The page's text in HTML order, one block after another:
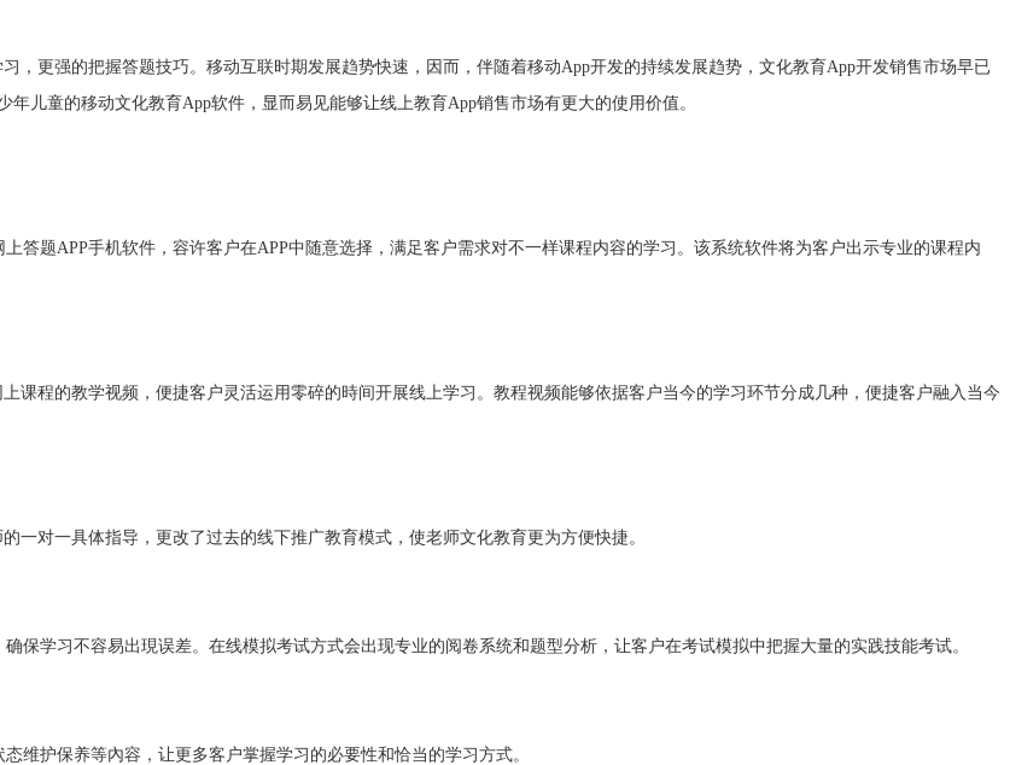
，更强的把握答题技巧。移动互联时期发展趋势快速 ， 因而，伴随着移动App开发的持续发展趋势，文化教育App开发销售市场早已
儿童的移动文化教育App软件，显而易见能够让线上教育App销售市场有更大的使用价值。
上答题APP手机软件，容许客户在APP中随意选择，满足客户需求对不一样课程内容的学习。该系统软件将为客户出示专业的课程内
课程的教学视频，便捷客户灵活运用零碎的時间开展线上学习。教程视频能够依据客户当今的学习环节分成几种，便捷客户融入当今
一对一具体指导，更改了过去的线下推广教育模式，使老师文化教育更为方便快捷。
保学习不容易出現误差。在线模拟考试方式会出现专业的阅卷系统和题型分析，让客户在考试模拟中把握大量的实践技能考试。
维护保养等內容，让更多客户掌握学习的必要性和恰当的学习方式。